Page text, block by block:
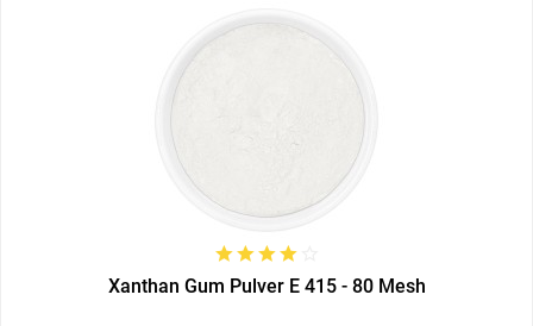
Xanthan Gum Pulver E 415 - 80 Mesh